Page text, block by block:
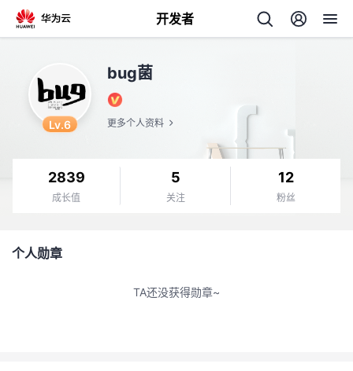
开发者
Lv.6
bug菌
更多个人资料
2839
成长值
5
关注
12
粉丝
个人勋章
TA还没获得勋章~